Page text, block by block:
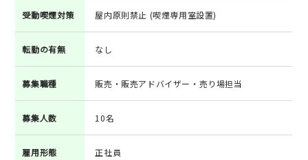
受動喫煙対策 屋内原則禁止 (喫煙専用室設置)
転勤の有無 なし
募集職種 販売・販売アドバイザー・売り場担当
募集人数 10名
雇用形態 正社員